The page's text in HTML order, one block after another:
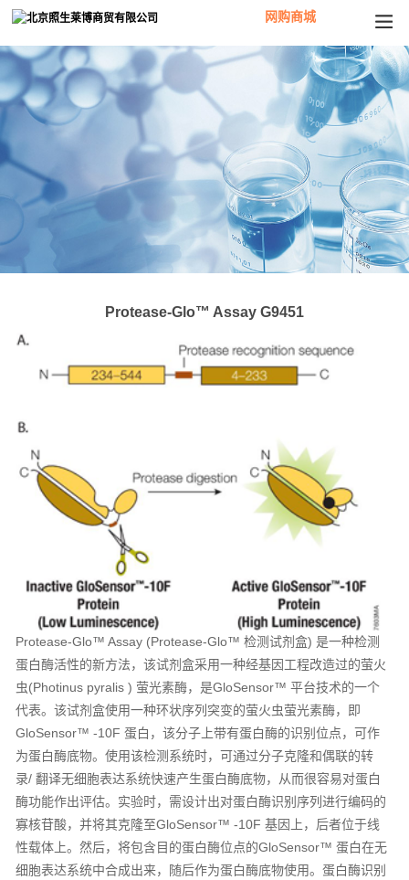
网购商城
Protease-Glo™ Assay G9451
Protease-Glo™ Assay (Protease-Glo™ 检测试剂盒) 是一种检测
蛋白酶活性的新方法，该试剂盒采用一种经基因工程改造过的萤火
虫(Photinus pyralis ) 萤光素酶，是GloSensor™ 平台技术的一个
代表。该试剂盒使用一种环状序列突变的萤火虫萤光素酶，即
GloSensor™ -10F 蛋白，该分子上带有蛋白酶的识别位点，可作
为蛋白酶底物。使用该检测系统时，可通过分子克隆和偶联的转
录/ 翻译无细胞表达系统快速产生蛋白酶底物，从而很容易对蛋白
酶功能作出评估。实验时，需设计出对蛋白酶识别序列进行编码的
寡核苷酸，并将其克隆至GloSensor™ -10F 基因上，后者位于线
性载体上。然后，将包含目的蛋白酶位点的GloSensor™ 蛋白在无
细胞表达系统中合成出来，随后作为蛋白酶底物使用。蛋白酶识别